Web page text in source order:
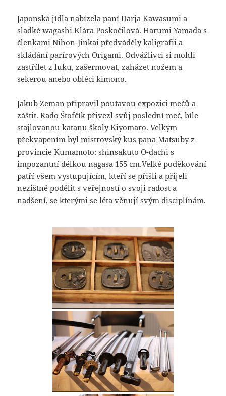
Japonská jídla nabízela paní Darja Kawasumi a
sladké wagashi Klára Poskočilová. Harumi Yamada s
členkami Nihon-Jinkai předváděly kaligrafii a
skládání parírových Origami. Odvážlivci si mohli
zastřílet z luku, zašermovat, zaházet nožem a
sekerou anebo obléci kimono.
Jakub Zeman připravil poutavou expozici mečů a
záštit. Rado Štofčík přivezl svůj poslední meč, bíle
stajlovanou katanu školy Kiyomaro. Velkým
překvapením byl mistrovský kus pana Matsuby z
provincie Kumamoto: shinsakuto O-dachi s
impozantní délkou nagasa 155 cm.Velké poděkování
patří všem vystupujícím, kteří se přišli a přijeli
nezištně podělit s veřejností o svoji radost a
nadšení, se kterými se léta věnují svým disciplínám.